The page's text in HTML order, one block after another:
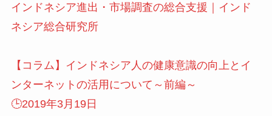
インドネシア進出・市場調査の総合支援｜インド
ネシア総合研究所
【コラム】インドネシア人の健康意識の向上とイ
ンターネットの活用について～前編～
🕒️2019年3月19日